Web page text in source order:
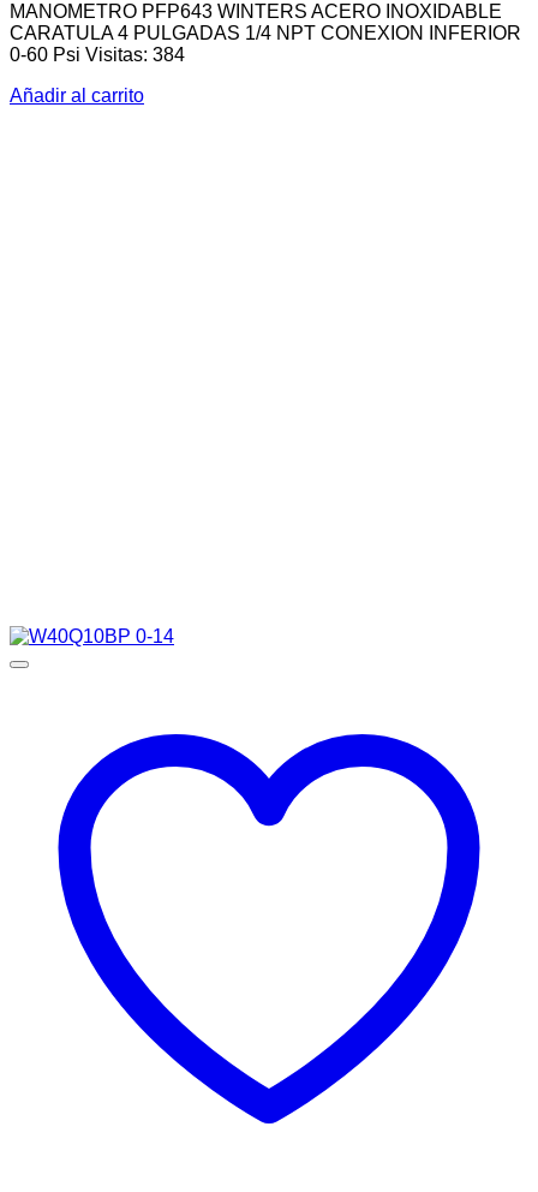
MANOMETRO PFP643 WINTERS ACERO INOXIDABLE
CARATULA 4 PULGADAS 1/4 NPT CONEXION INFERIOR
0-60 Psi Visitas: 384
Añadir al carrito